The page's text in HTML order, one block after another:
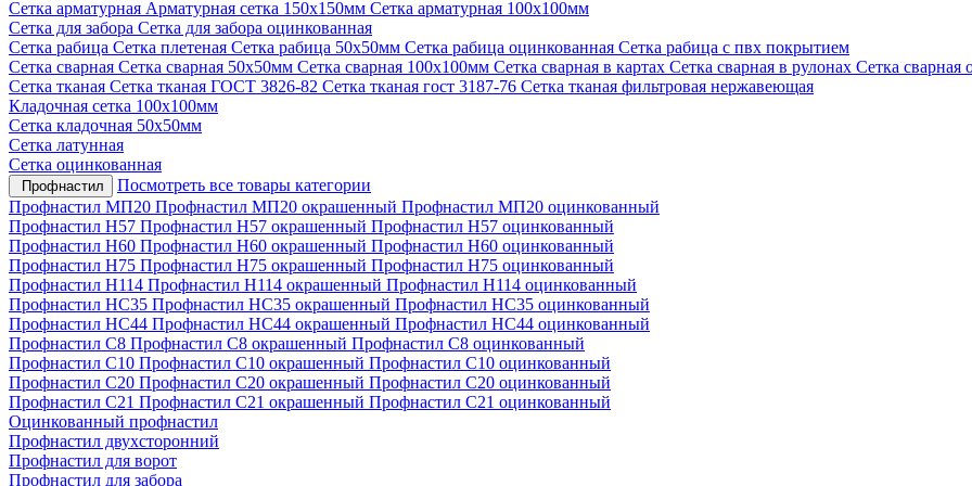
Сетка арматурная Арматурная сетка 150х150мм Сетка арматурная 100х100мм
Сетка для забора Сетка для забора оцинкованная
Сетка рабица Сетка плетеная Сетка рабица 50х50мм Сетка рабица оцинкованная Сетка рабица с пвх покрытием
Сетка сварная Сетка сварная 50х50мм Сетка сварная 100х100мм Сетка сварная в картах Сетка сварная в рулонах Сетка сварная
Сетка тканая Сетка тканая ГОСТ 3826-82 Сетка тканая гост 3187-76 Сетка тканая фильтровая нержавеющая
Кладочная сетка 100х100мм
Сетка кладочная 50х50мм
Сетка латунная
Сетка оцинкованная
Профнастил
Посмотреть все товары категории
Профнастил МП20 Профнастил МП20 окрашенный Профнастил МП20 оцинкованный
Профнастил Н57 Профнастил Н57 окрашенный Профнастил Н57 оцинкованный
Профнастил Н60 Профнастил Н60 окрашенный Профнастил Н60 оцинкованный
Профнастил Н75 Профнастил Н75 окрашенный Профнастил Н75 оцинкованный
Профнастил Н114 Профнастил Н114 окрашенный Профнастил Н114 оцинкованный
Профнастил НС35 Профнастил НС35 окрашенный Профнастил НС35 оцинкованный
Профнастил НС44 Профнастил НС44 окрашенный Профнастил НС44 оцинкованный
Профнастил С8 Профнастил С8 окрашенный Профнастил С8 оцинкованный
Профнастил С10 Профнастил С10 окрашенный Профнастил С10 оцинкованный
Профнастил С20 Профнастил С20 окрашенный Профнастил С20 оцинкованный
Профнастил С21 Профнастил С21 окрашенный Профнастил С21 оцинкованный
Оцинкованный профнастил
Профнастил двухсторонний
Профнастил для ворот
Профнастил для забора